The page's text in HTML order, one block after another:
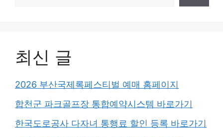
최신 글
2026 부산국제록페스티벌 예매 홈페이지
합천군 파크골프장 통합예약시스템 바로가기
한국도로공사 다자녀 통행료 할인 등록 바로가기